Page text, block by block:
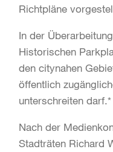
Richtpläne
In der
Historischen
den citynahen
öffentlich
unterschreiten darf.*
Nach der
Stadträten Richard